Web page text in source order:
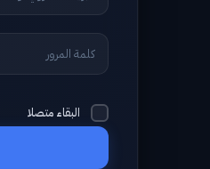
البقاء متصلا